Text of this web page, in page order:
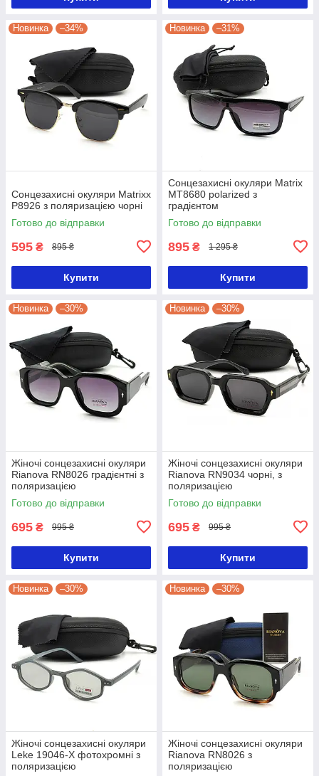
Новинка –34%
Сонцезахисні окуляри Matrixx
P8926 з поляризацією чорні
Готово до відправки
595 ₴ 895 ₴
Купити
Новинка –31%
Сонцезахисні окуляри Matrix
MT8680 polarized з
градієнтом
Готово до відправки
895 ₴ 1 295 ₴
Купити
Новинка –30%
Жіночі сонцезахисні окуляри
Rianova RN8026 градієнтні з
поляризацією
Готово до відправки
695 ₴ 995 ₴
Купити
Новинка –30%
Жіночі сонцезахисні окуляри
Rianova RN9034 чорні, з
поляризацією
Готово до відправки
695 ₴ 995 ₴
Купити
Новинка –30%
Жіночі сонцезахисні окуляри
Leke 19046-X фотохромні з
поляризацією
Новинка –30%
Жіночі сонцезахисні окуляри
Rianova RN8026 з
поляризацією